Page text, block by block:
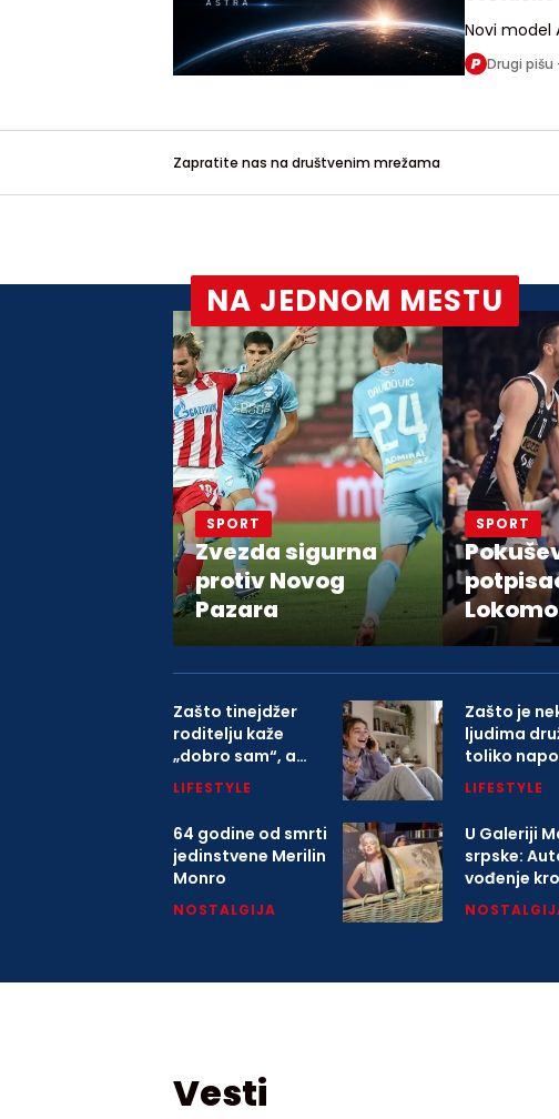
Novi model
prag
možeDrugi pišu
Zapratite nas na društvenim mrežama
NA JEDNOM MESTU
SPORT
Zvezda sigurna
protiv Novog
Pazara
SPORT
Zašto tinejdžer
roditelju kaže
„dobro sam“, a
prijatelju ispriča
LIFESTYLE
Zašto je
ljudima
toliko
LIFESTYLE
64 godine od smrti
jedinstvene Merilin
Monro
NOSTALGIJA
U Galeriji
srpske:
vođenje
o
Vesti